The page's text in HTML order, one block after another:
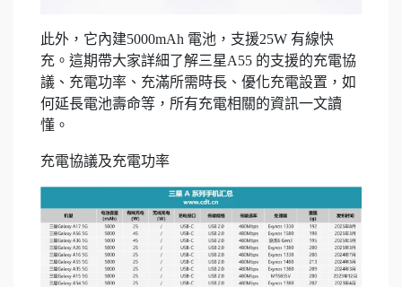
此外，它內建5000mAh 電池，支援25W 有線快
充。這期帶大家詳細了解三星A55 的支援的充電協
議、充電功率、充滿所需時長、優化充電設置，如
何延長電池壽命等，所有充電相關的資訊一文讀
懂。
充電協議及充電功率